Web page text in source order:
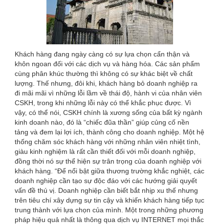
Khách hàng đang ngày càng có sự lựa chọn cẩn thận và
khôn ngoan đối với các dịch vụ và hàng hóa. Các sản phẩm
cùng phân khúc thường thì không có sự khác biệt về chất
lượng. Thế nhưng, đôi khi, khách hàng bỏ doanh nghiệp ra
đi mãi mãi vì những lỗi lầm về thái độ, hành vi của nhân viên
CSKH, trong khi những lỗi này có thể khắc phục được. Vì
vậy, có thể nói, CSKH chính là xương sống của bất kỳ ngành
kinh doanh nào, đó là “chiếc đũa thần” giúp củng cố nền
tảng và đem lại lợi ích, thành công cho doanh nghiệp. Một hệ
thống chăm sóc khách hàng với những nhân viên nhiệt tình,
giàu kinh nghiệm là rất cần thiết đối với mỗi doanh nghiệp,
đồng thời nó sự thể hiện sự trân trọng của doanh nghiệp với
khách hàng. “Để nổi bật giữa thương trường khắc nghiệt, các
doanh nghiệp cần tạo sự độc đáo với các hướng giải quyết
vấn đề thú vị. Doanh nghiệp cần biết bắt nhịp xu thế nhưng
trên tiêu chí xây dựng sự tin cậy và khiến khách hàng tiếp tục
trung thành với lựa chọn của mình. Một trong những phương
pháp hiệu quả nhất là thông qua dịch vụ INTERNET mọi thắc